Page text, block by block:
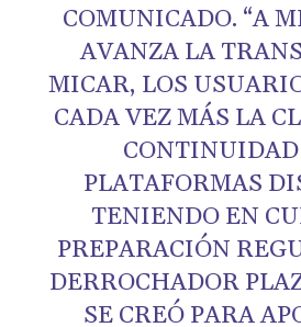
COMUNICADO. “A
AVANZA LA
MICAR, LOS
CADA VEZ MÁS LA
CONTINUIDAD
PLATAFORMAS
TENIENDO EN
PREPARACIÓN
DERROCHADOR
SE CREÓ PARA